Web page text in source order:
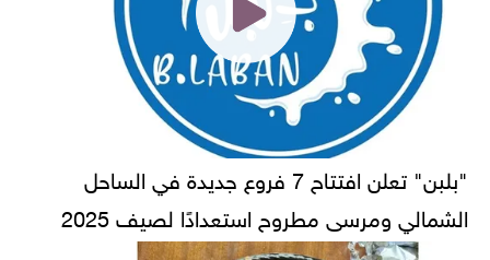
"بلبن" تعلن افتتاح 7 فروع جديدة في الساحل
الشمالي ومرسى مطروح استعدادًا لصيف 2025